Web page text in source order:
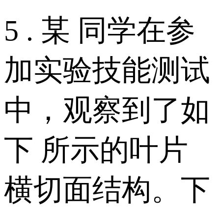
5 . 某 同学在参
加实验技能测试
中，观察到了如
下 所示的叶片
横切面结构。下